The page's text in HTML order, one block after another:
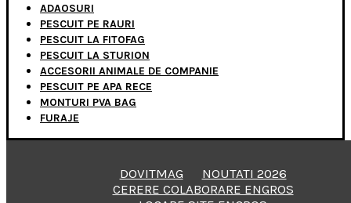
ADAOSURI
PESCUIT PE RAURI
PESCUIT LA FITOFAG
PESCUIT LA STURION
ACCESORII ANIMALE DE COMPANIE
PESCUIT PE APA RECE
MONTURI PVA BAG
FURAJE
DOVITMAG
NOUTATI 2026
CERERE COLABORARE ENGROS